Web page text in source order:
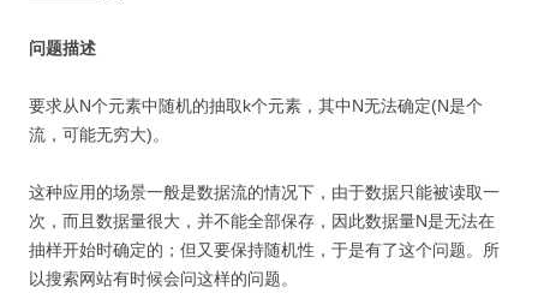
问题描述
要求从N个元素中随机的抽取k个元素，其中N无法确定(N是个
流，可能无穷大)。
这种应用的场景一般是数据流的情况下，由于数据只能被读取一
次，而且数据量很大，并不能全部保存，因此数据量N是无法在
抽样开始时确定的；但又要保持随机性，于是有了这个问题。所
以搜索网站有时候会问这样的问题。